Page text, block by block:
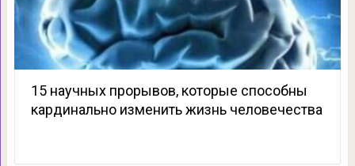
15 научных прорывов, которые способны
кардинально изменить жизнь человечества